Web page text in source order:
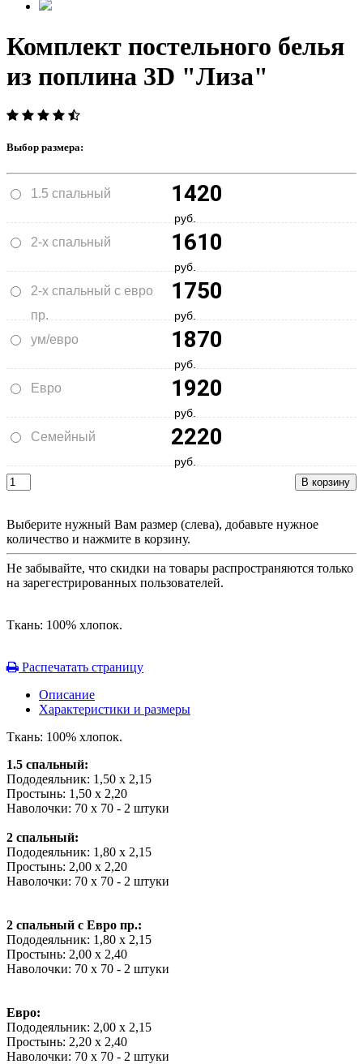
Комплект постельного белья
из поплина 3D "Лиза"
Выбор размера:
1.5 спальный 1420
руб.
2-х спальный 1610
руб.
2-х спальный с евро
пр.
1750
руб.
ум/евро 1870
руб.
Евро 1920
руб.
Семейный 2220
руб.
Выберите нужный Вам размер (слева), добавьте нужное
количество и нажмите в корзину.
Не забывайте, что скидки на товары распространяются только
на зарегестрированных пользователей.
Ткань: 100% хлопок.
Распечатать страницу
Описание
Характеристики и размеры
Ткань: 100% хлопок.
1.5 спальный:
Пододеяльник: 1,50 х 2,15
Простынь: 1,50 х 2,20
Наволочки: 70 х 70 - 2 штуки
2 спальный:
Пододеяльник: 1,80 х 2,15
Простынь: 2,00 х 2,20
Наволочки: 70 х 70 - 2 штуки
2 спальный с Евро пр.:
Пододеяльник: 1,80 х 2,15
Простынь: 2,00 х 2,40
Наволочки: 70 х 70 - 2 штуки
Евро:
Пододеяльник: 2,00 х 2,15
Простынь: 2,20 х 2,40
Наволочки: 70 х 70 - 2 штуки